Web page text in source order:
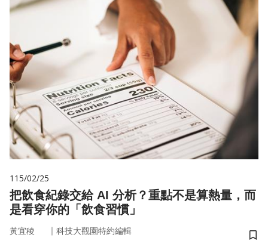
115/02/25
把飲食紀錄交給 AI 分析？重點不是算熱量，而
是看穿你的「飲食習慣」
黃宜稜 ｜ 科技大觀園特約編輯
儲